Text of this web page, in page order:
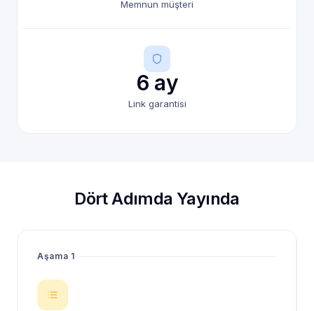
Memnun müşteri
6 ay
Link garantisi
Dört Adımda Yayında
Aşama 1